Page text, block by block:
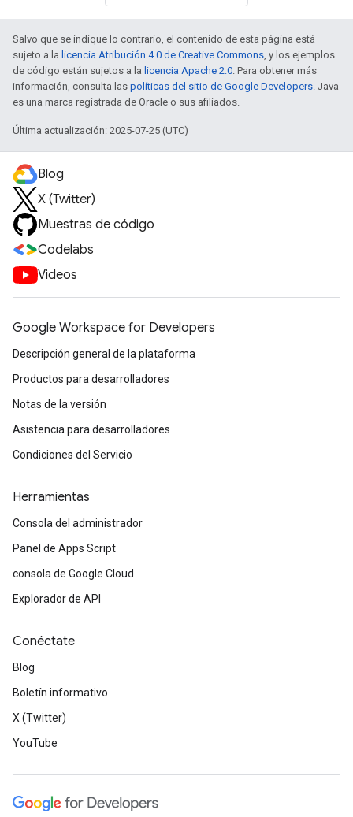
Salvo que se indique lo contrario, el contenido de esta página está
sujeto a la licencia Atribución 4.0 de Creative Commons, y los ejemplos
de código están sujetos a la licencia Apache 2.0. Para obtener más
información, consulta las políticas del sitio de Google Developers. Java
es una marca registrada de Oracle o sus afiliados.
Última actualización: 2025-07-25 (UTC)
Blog
X (Twitter)
Muestras de código
Codelabs
Videos
Google Workspace for Developers
Descripción general de la plataforma
Productos para desarrolladores
Notas de la versión
Asistencia para desarrolladores
Condiciones del Servicio
Herramientas
Consola del administrador
Panel de Apps Script
consola de Google Cloud
Explorador de API
Conéctate
Blog
Boletín informativo
X (Twitter)
YouTube